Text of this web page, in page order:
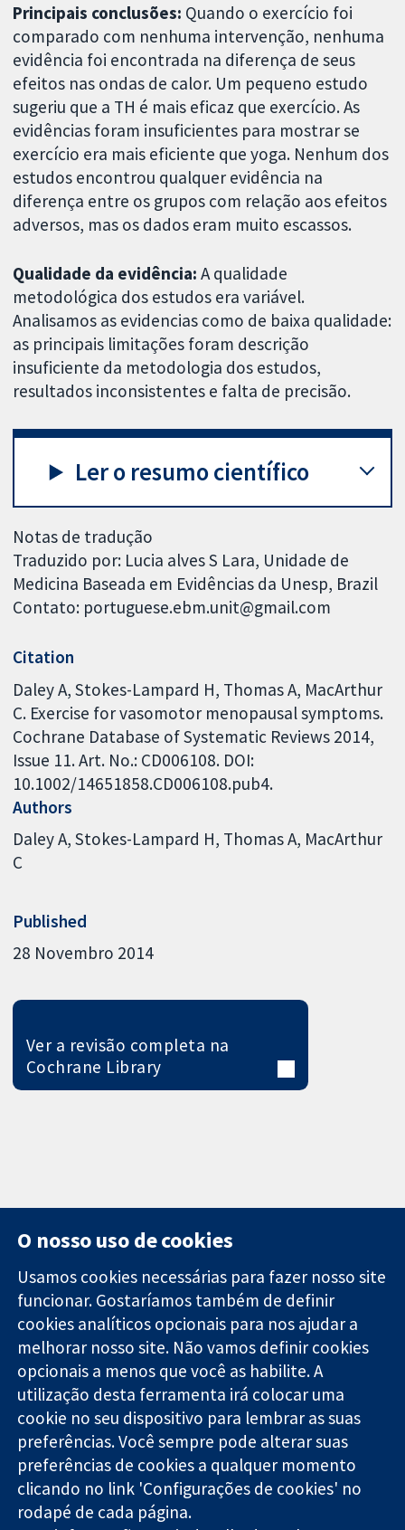
Principais conclusões: Quando o exercício foi
comparado com nenhuma intervenção, nenhuma
evidência foi encontrada na diferença de seus
efeitos nas ondas de calor. Um pequeno estudo
sugeriu que a TH é mais eficaz que exercício. As
evidências foram insuficientes para mostrar se
exercício era mais eficiente que yoga. Nenhum dos
estudos encontrou qualquer evidência na
diferença entre os grupos com relação aos efeitos
adversos, mas os dados eram muito escassos.
Qualidade da evidência:A qualidade
metodológica dos estudos era variável.
Analisamos as evidencias como de baixa qualidade:
as principais limitações foram descrição
insuficiente da metodologia dos estudos,
resultados inconsistentes e falta de precisão.
Ler o resumo científico
Notas de tradução
Traduzido por: Lucia alves S Lara, Unidade de
Medicina Baseada em Evidências da Unesp, Brazil
Contato: portuguese.ebm.unit@gmail.com
Citation
Daley A, Stokes-Lampard H, Thomas A, MacArthur
C. Exercise for vasomotor menopausal symptoms.
Cochrane Database of Systematic Reviews 2014,
Issue 11. Art. No.: CD006108. DOI:
10.1002/14651858.CD006108.pub4.
Authors
Daley A Stokes-Lampard H Thomas A MacArthur
C
Published
28 Novembro 2014
Ver a revisão completa na
Cochrane Library
Evidências
confiáveis.
Decisões
informadas.
Melhor saúde.
11-13 Cavendish
Square
Londres
W1G 0AN
Reino Unido
Contato
Notícias
Assessoria de
imprensa
Sobre nós
Cochrane
Library
A Cochrane Collaboration é uma organização sem fins lucrativos
O nosso uso de cookies
Usamos cookies necessárias para fazer nosso site
funcionar. Gostaríamos também de definir
cookies analíticos opcionais para nos ajudar a
melhorar nosso site. Não vamos definir cookies
opcionais a menos que você as habilite. A
utilização desta ferramenta irá colocar uma
cookie no seu dispositivo para lembrar as suas
preferências. Você sempre pode alterar suas
preferências de cookies a qualquer momento
clicando no link 'Configurações de cookies' no
rodapé de cada página.